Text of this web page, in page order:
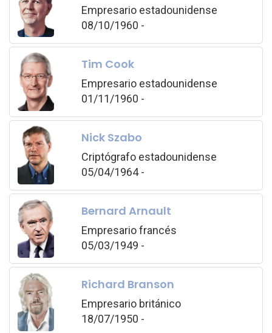
Empresario estadounidense
08/10/1960 -
Tim Cook
Empresario estadounidense
01/11/1960 -
Nick Szabo
Criptógrafo estadounidense
05/04/1964 -
Bernard Arnault
Empresario francés
05/03/1949 -
Richard Branson
Empresario británico
18/07/1950 -